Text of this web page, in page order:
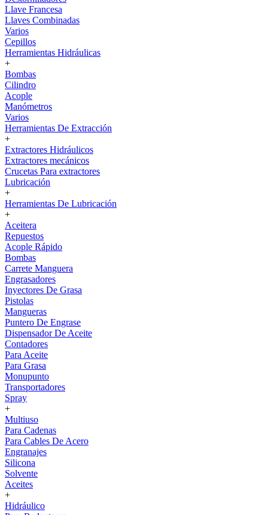
Llave Francesa
Llaves Combinadas
Varios
Cepillos
Herramientas Hidráulicas
+
Bombas
Cilindro
Acople
Manómetros
Varios
Herramientas De Extracción
+
Extractores Hidráulicos
Extractores mecánicos
Crucetas Para extractores
Lubricación
+
Herramientas De Lubricación
+
Aceitera
Repuestos
Acople Rápido
Bombas
Carrete Manguera
Engrasadores
Inyectores De Grasa
Pistolas
Mangueras
Puntero De Engrase
Dispensador De Aceite
Contadores
Para Aceite
Para Grasa
Monupunto
Transportadores
Spray
+
Multiuso
Para Cadenas
Para Cables De Acero
Engranajes
Silicona
Solvente
Aceites
+
Hidráulico